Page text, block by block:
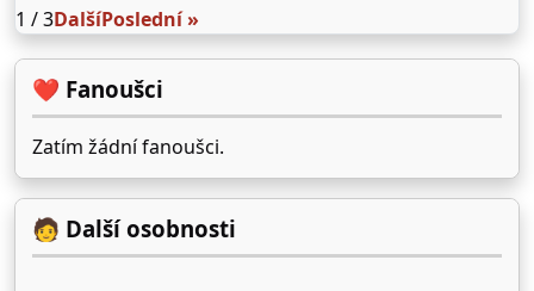
1 / 3DalšíPoslední »
❤️ Fanoušci
Zatím žádní fanoušci.
🧑 Další osobnosti